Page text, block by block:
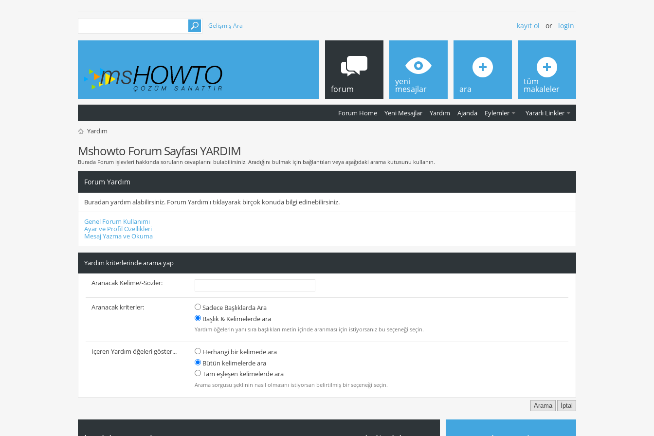
Gelişmiş Ara kayıt ol or login
forum
Forum Home Yeni Mesajlar Yardım Ajanda Eylemler Yararlı Linkler
yeni
mesajlar ara
tüm
makaleler
Yardım
Mshowto Forum Sayfası YARDIM
Burada Forum işlevleri hakkında soruların cevaplarını bulabilirsiniz. Aradığını bulmak için bağlantıları veya aşağıdaki arama kutusunu kullanın.
Forum Yardım
Buradan yardım alabilirsiniz. Forum Yardım'ı tıklayarak birçok konuda bilgi edinebilirsiniz.
Genel Forum Kullanımı
Ayar ve Profil Özellikleri
Mesaj Yazma ve Okuma
Yardım kriterlerinde arama yap
Aranacak Kelime/-Sözler:
Aranacak kriterler:
Sadece Başlıklarda Ara
Başlık & Kelimelerde ara
Yardım öğelerin yanı sıra başlıkları metin içinde aranması için istiyorsanız bu seçeneği seçin.
Içeren Yardım öğeleri göster...
Herhangi bir kelimede ara
Bütün kelimelerde ara
Tam eşleşen kelimelerde ara
Arama sorgusu şeklinin nasıl olmasını istiyorsan belirtilmiş bir seçeneği seçin.